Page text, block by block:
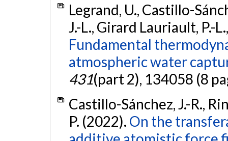
Legrand, U., Castillo-
J.-L., Girard Lauriault, P.-
Fundamental
atmospheric water
431(part 2), 134058 (8
Castillo-Sánchez, J.-R.,
P. (2022). On the